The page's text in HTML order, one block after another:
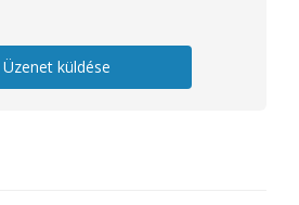
Üzenet küldése